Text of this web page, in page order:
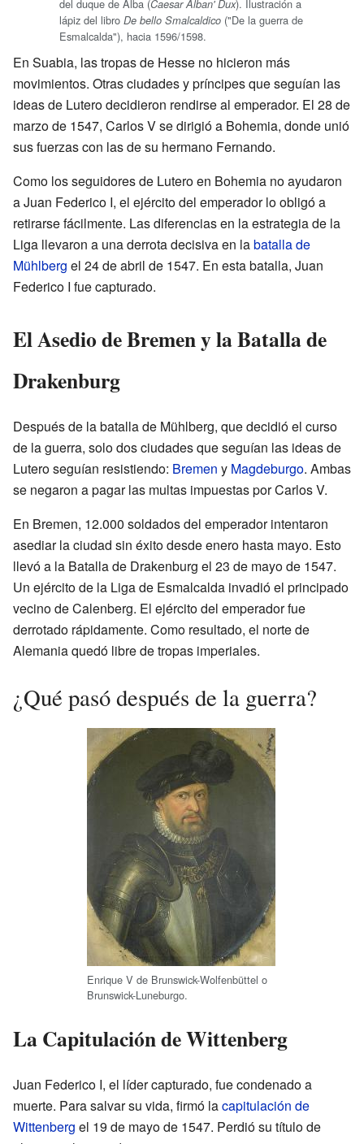
del duque de Alba (Caesar Alban' Dux). Ilustración a
lápiz del libro De bello Smalcaldico ("De la guerra de
Esmalcalda"), hacia 1596/1598.
En Suabia, las tropas de Hesse no hicieron más
movimientos. Otras ciudades y príncipes que seguían las
ideas de Lutero decidieron rendirse al emperador. El 28 de
marzo de 1547, Carlos V se dirigió a Bohemia, donde unió
sus fuerzas con las de su hermano Fernando.
Como los seguidores de Lutero en Bohemia no ayudaron
a Juan Federico I, el ejército del emperador lo obligó a
retirarse fácilmente. Las diferencias en la estrategia de la
Liga llevaron a una derrota decisiva en labatalla de
Mühlberg el 24 de abril de 1547. En esta batalla, Juan
Federico I fue capturado.
El Asedio de Bremen y la Batalla de
Drakenburg
Después de la batalla de Mühlberg, que decidió el curso
de la guerra, solo dos ciudades que seguían las ideas de
Lutero seguían resistiendo: Bremen y Magdeburgo. Ambas
se negaron a pagar las multas impuestas por Carlos V.
En Bremen, 12.000 soldados del emperador intentaron
asediar la ciudad sin éxito desde enero hasta mayo. Esto
llevó a la Batalla de Drakenburg el 23 de mayo de 1547.
Un ejército de la Liga de Esmalcalda invadió el principado
vecino de Calenberg. El ejército del emperador fue
derrotado rápidamente. Como resultado, el norte de
Alemania quedó libre de tropas imperiales.
¿Qué pasó después de la guerra?
Enrique V de Brunswick-Wolfenbüttel o
Brunswick-Luneburgo.
La Capitulación de Wittenberg
Juan Federico I, el líder capturado, fue condenado a
muerte. Para salvar su vida, firmó lacapitulación de
Wittenberg el 19 de mayo de 1547. Perdió su título de